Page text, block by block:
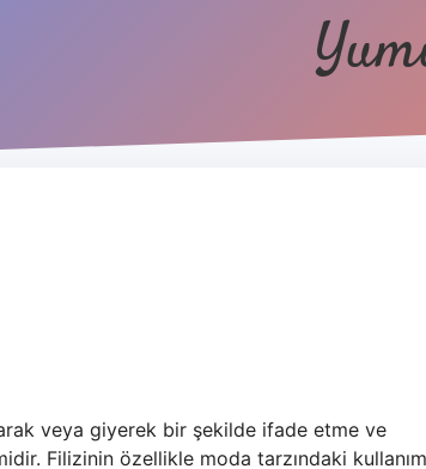
veya giyerek bir şekilde ifade etme ve
Filizinin özellikle moda tarzındaki